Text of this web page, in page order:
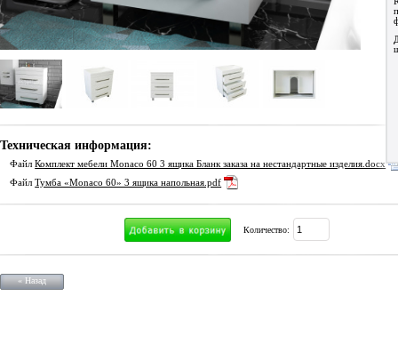
Техническая информация:
ФайлКомплект мебели Monaco 60 3 ящика Бланк заказа на нестандартные изделия.docx
ФайлТумба «Monaco 60» 3 ящика напольная.pdf
Количество:
« Назад